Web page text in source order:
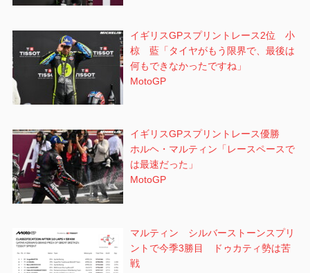
イギリスGPスプリントレース2位 小
椋 藍「タイヤがもう限界で、最後は
何もできなかったですね」
MotoGP
イギリスGPスプリントレース優勝
ホルヘ・マルティン「レースペースで
は最速だった」
MotoGP
マルティン シルバーストーンスプリ
ントで今季3勝目 ドゥカティ勢は苦
戦